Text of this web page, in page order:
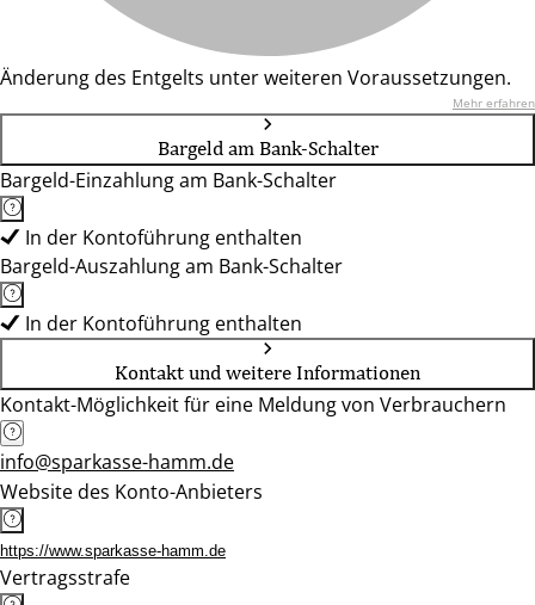
Änderung des Entgelts unter weiteren Voraussetzungen.
Mehr erfahren
Bargeld am Bank-Schalter
Bargeld-Einzahlung am Bank-Schalter
In der Kontoführung enthalten
Bargeld-Auszahlung am Bank-Schalter
In der Kontoführung enthalten
Kontakt und weitere Informationen
Kontakt-Möglichkeit für eine Meldung von Verbrauchern
info@sparkasse-hamm.de
Website des Konto-Anbieters
https://www.sparkasse-hamm.de
Vertragsstrafe